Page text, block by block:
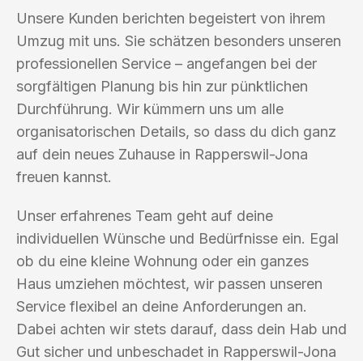
Unsere Kunden berichten begeistert von ihrem
Umzug mit uns. Sie schätzen besonders unseren
professionellen Service – angefangen bei der
sorgfältigen Planung bis hin zur pünktlichen
Durchführung. Wir kümmern uns um alle
organisatorischen Details, so dass du dich ganz
auf dein neues Zuhause in Rapperswil-Jona
freuen kannst.
Unser erfahrenes Team geht auf deine
individuellen Wünsche und Bedürfnisse ein. Egal
ob du eine kleine Wohnung oder ein ganzes
Haus umziehen möchtest, wir passen unseren
Service flexibel an deine Anforderungen an.
Dabei achten wir stets darauf, dass dein Hab und
Gut sicher und unbeschadet in Rapperswil-Jona